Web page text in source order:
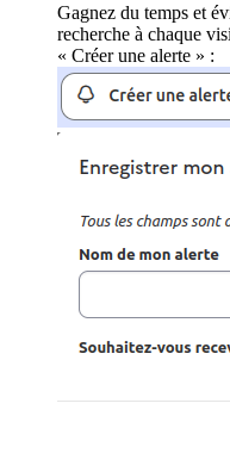
Gagnez du temps et
recherche à chaque
« Créer une alerte » :